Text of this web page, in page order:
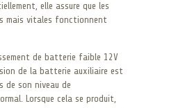
elle assure que les
mais vitales fonctionnent
de batterie faible 12V
de la batterie auxiliaire est
de son niveau de
Lorsque cela se produit,